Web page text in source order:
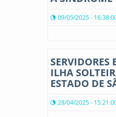
09/05/2025 -
ILHA
ESTADO DE
28/04/2025 -